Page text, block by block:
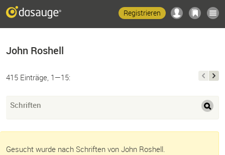
Registrieren
John Roshell
415 Einträge, 1—15:
Schriften
Gesucht wurde nach Schriften von John Roshell.